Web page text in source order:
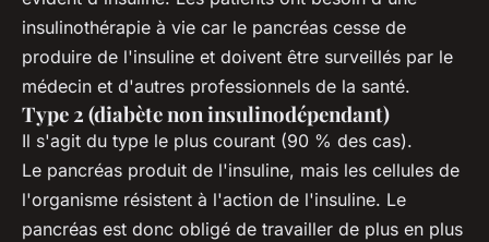
insulinothérapie à vie car le pancréas cesse de
produire de l'insuline et doivent être surveillés par le
médecin et d'autres professionnels de la santé.
Type 2 (diabète non insulinodépendant)
Il s'agit du type le plus courant (90 % des cas).
Le pancréas produit de l'insuline, mais les cellules de
l'organisme résistent à l'action de l'insuline. Le
pancréas est donc obligé de travailler de plus en plus